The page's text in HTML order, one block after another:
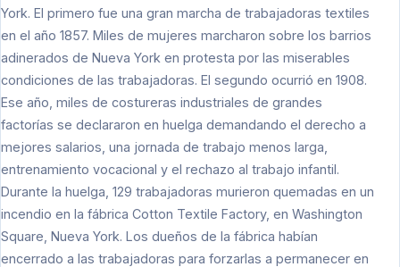
York. El primero fue una gran marcha de trabajadoras textiles
en el año 1857. Miles de mujeres marcharon sobre los barrios
adinerados de Nueva York en protesta por las miserables
condiciones de las trabajadoras. El segundo ocurrió en 1908.
Ese año, miles de costureras industriales de grandes
factorías se declararon en huelga demandando el derecho a
mejores salarios, una jornada de trabajo menos larga,
entrenamiento vocacional y el rechazo al trabajo infantil.
Durante la huelga, 129 trabajadoras murieron quemadas en un
incendio en la fábrica Cotton Textile Factory, en Washington
Square, Nueva York. Los dueños de la fábrica habían
encerrado a las trabajadoras para forzarlas a permanecer en